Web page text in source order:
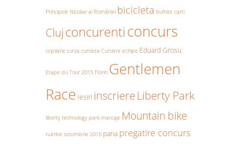
Principele Nicolae al României bicicleta bufnite carti
Cluj concurenticoncurs
copilarie cursa cursiera Cursiere echipe Eduard Grosu
Etape du Tour 2015 Florin Gentlemen
Race Iesiri inscriere Liberty Park
liberty technology park marcaje Mountain bike
nutritie octombrie 2015 pana pregatire concurs